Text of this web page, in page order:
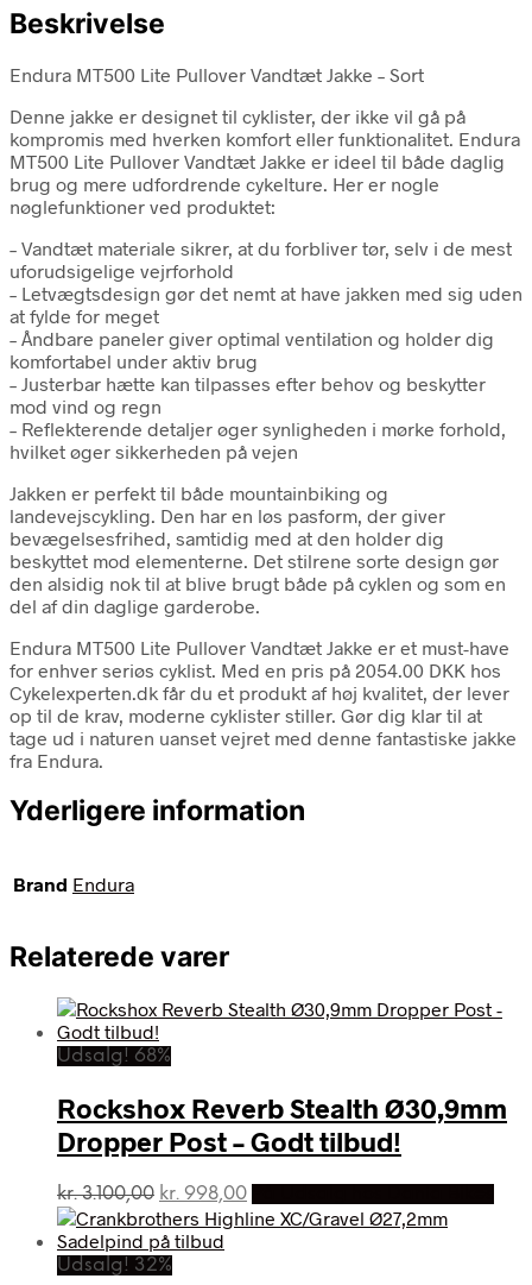
Beskrivelse
Endura MT500 Lite Pullover Vandtæt Jakke – Sort
Denne jakke er designet til cyklister, der ikke vil gå på
kompromis med hverken komfort eller funktionalitet. Endura
MT500 Lite Pullover Vandtæt Jakke er ideel til både daglig
brug og mere udfordrende cykelture. Her er nogle
nøglefunktioner ved produktet:
– Vandtæt materiale sikrer, at du forbliver tør, selv i de mest
uforudsigelige vejrforhold
– Letvægtsdesign gør det nemt at have jakken med sig uden
at fylde for meget
– Åndbare paneler giver optimal ventilation og holder dig
komfortabel under aktiv brug
– Justerbar hætte kan tilpasses efter behov og beskytter
mod vind og regn
– Reflekterende detaljer øger synligheden i mørke forhold,
hvilket øger sikkerheden på vejen
Jakken er perfekt til både mountainbiking og
landevejscykling. Den har en løs pasform, der giver
bevægelsesfrihed, samtidig med at den holder dig
beskyttet mod elementerne. Det stilrene sorte design gør
den alsidig nok til at blive brugt både på cyklen og som en
del af din daglige garderobe.
Endura MT500 Lite Pullover Vandtæt Jakke er et must-have
for enhver seriøs cyklist. Med en pris på 2054.00 DKK hos
Cykelexperten.dk får du et produkt af høj kvalitet, der lever
op til de krav, moderne cyklister stiller. Gør dig klar til at
tage ud i naturen uanset vejret med denne fantastiske jakke
fra Endura.
Yderligere information
Brand Endura
Relaterede varer
Udsalg! 68%
Rockshox Reverb Stealth Ø30,9mm
Dropper Post – Godt tilbud!
kr.3.100,00 Den
oprindelige
pris
var:
kr. 998,00Den
aktuelle
Udsalg! 32%